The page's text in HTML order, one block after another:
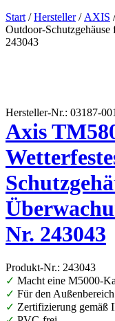
Start /Hersteller/ AXIS
Outdoor-
243043
Hersteller-Nr.: 03187-001
Axis
Nr. 243043
Produkt-Nr.: 243043
✓ Macht eine M5000-
✓ Für den
✓ Zertifizierung gemäß